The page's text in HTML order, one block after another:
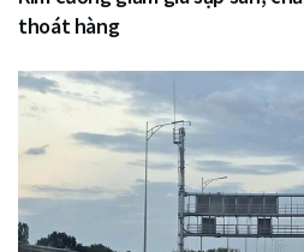
thoát hàng